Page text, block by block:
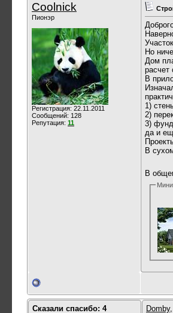
Coolnick
Пионэр
Регистрация: 22.11.2011
Сообщений: 128
Репутация: 11
Но
Дом
расчет
В
1)
2)
3)
да и
В
В
Сказали спасибо: 4 Domby,